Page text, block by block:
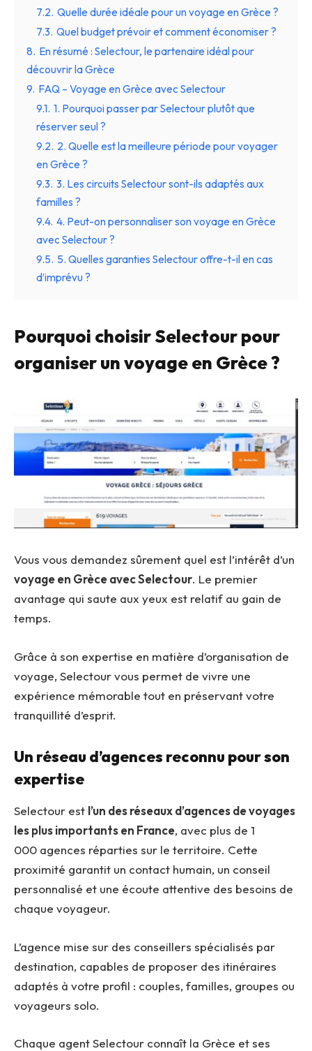
7.2. Quelle durée idéale pour un voyage en Grèce ?
7.3. Quel budget prévoir et comment économiser ?
8. En résumé : Selectour, le partenaire idéal pour
découvrir la Grèce
9. FAQ – Voyage en Grèce avec Selectour
9.1. 1. Pourquoi passer par Selectour plutôt que
réserver seul ?
9.2. 2. Quelle est la meilleure période pour voyager
en Grèce ?
9.3. 3. Les circuits Selectour sont-ils adaptés aux
familles ?
9.4. 4. Peut-on personnaliser son voyage en Grèce
avec Selectour ?
9.5. 5. Quelles garanties Selectour offre-t-il en cas
d’imprévu ?
Pourquoi choisir Selectour pour
organiser un voyage en Grèce ?
Vous vous demandez sûrement quel est l’intérêt d’un
voyage en Grèce avec Selectour. Le premier
avantage qui saute aux yeux est relatif au gain de
temps.
Grâce à son expertise en matière d’organisation de
voyage, Selectour vous permet de vivre une
expérience mémorable tout en préservant votre
tranquillité d’esprit.
Un réseau d’agences reconnu pour son
expertise
Selectour est l’un des réseaux d’agences de voyages
les plus importants en France, avec plus de 1
000 agences réparties sur le territoire. Cette
proximité garantit un contact humain, un conseil
personnalisé et une écoute attentive des besoins de
chaque voyageur.
L’agence mise sur des conseillers spécialisés par
destination, capables de proposer des itinéraires
adaptés à votre profil : couples, familles, groupes ou
voyageurs solo.
Chaque agent Selectour connaît la Grèce et ses